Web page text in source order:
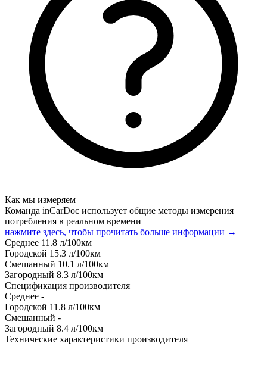
Как мы измеряем
Команда inCarDoc использует общие методы измерения
потребления в реальном времени
нажмите здесь, чтобы прочитать больше информации →
Среднее 11.8 л/100км
Городской 15.3 л/100км
Смешанный 10.1 л/100км
Загородный 8.3 л/100км
Спецификация производителя
Среднее -
Городской 11.8 л/100км
Смешанный -
Загородный 8.4 л/100км
Технические характеристики производителя